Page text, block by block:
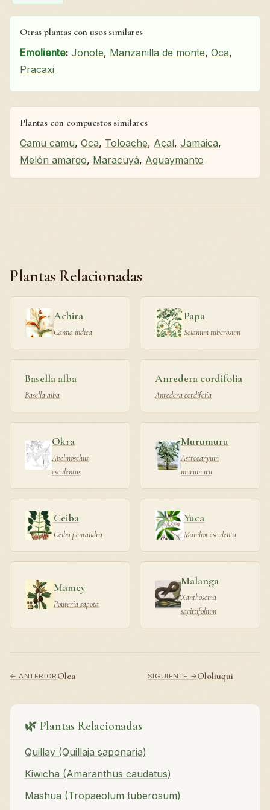
Otras plantas con usos similares
Emoliente: Jonote, Manzanilla de monte, Oca,
Pracaxi
Plantas con compuestos similares
Camu camu, Oca, Toloache, Açaí, Jamaica,
Melón amargo, Maracuyá, Aguaymanto
Plantas Relacionadas
Achira
Canna indica
Papa
Solanum tuberosum
Basella alba
Basella alba
Anredera cordifolia
Anredera cordifolia
Okra
Abelmoschus
esculentus
Murumuru
Astrocaryum
murumuru
Ceiba
Ceiba pentandra
Yuca
Manihot esculenta
Mamey
Pouteria sapota
Malanga
Xanthosoma
sagittifolium
← ANTERIOR Olea SIGUIENTE →Ololiuqui
🌿 Plantas Relacionadas
Quillay (Quillaja saponaria)
Kiwicha (Amaranthus caudatus)
Mashua (Tropaeolum tuberosum)